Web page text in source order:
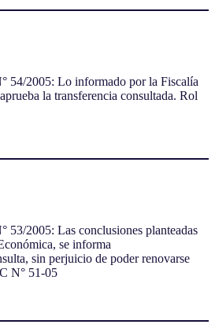
54/2005: Lo informado por la Fiscalía
la transferencia consultada. Rol
53/2005: Las conclusiones planteadas
se informa
sin perjuicio de poder renovarse
N° 51-05